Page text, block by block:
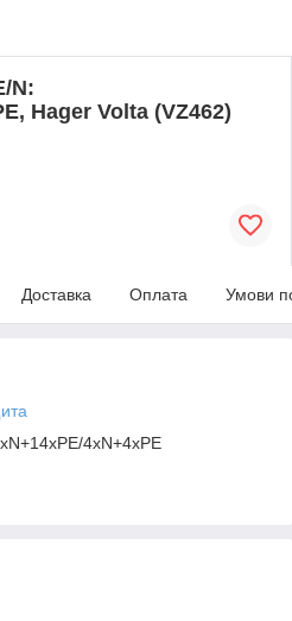
N:
Hager Volta (VZ462)
Доставка Оплата Умови
4xN+4xPE